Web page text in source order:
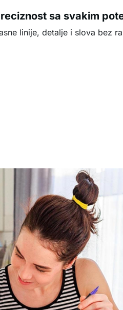
sa svakim
linije, detalje i slova bez